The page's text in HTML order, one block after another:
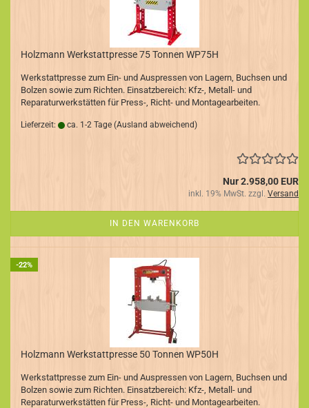
Holzmann Werkstattpresse 75 Tonnen WP75H
Werkstattpresse zum Ein- und Auspressen von Lagern, Buchsen und
Bolzen sowie zum Richten. Einsatzbereich: Kfz-, Metall- und
Reparaturwerkstätten für Press-, Richt- und Montagearbeiten.
Lieferzeit: ca. 1-2 Tage (Ausland abweichend)
Nur 2.958,00 EUR
inkl. 19% MwSt. zzgl. Versand
IN DEN WARENKORB
-22%
Holzmann Werkstattpresse 50 Tonnen WP50H
Werkstattpresse zum Ein- und Auspressen von Lagern, Buchsen und
Bolzen sowie zum Richten. Einsatzbereich: Kfz-, Metall- und
Reparaturwerkstätten für Press-, Richt- und Montagearbeiten.